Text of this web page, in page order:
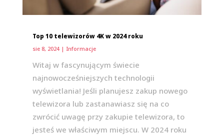
Top 10 telewizorów 4K w 2024 roku
sie 8, 2024| Informacje
Witaj w fascynującym świecie
najnowocześniejszych technologii
wyświetlania! Jeśli planujesz zakup nowego
telewizora lub zastanawiasz się na co
zwrócić uwagę przy zakupie telewizora, to
jesteś we właściwym miejscu. W 2024 roku